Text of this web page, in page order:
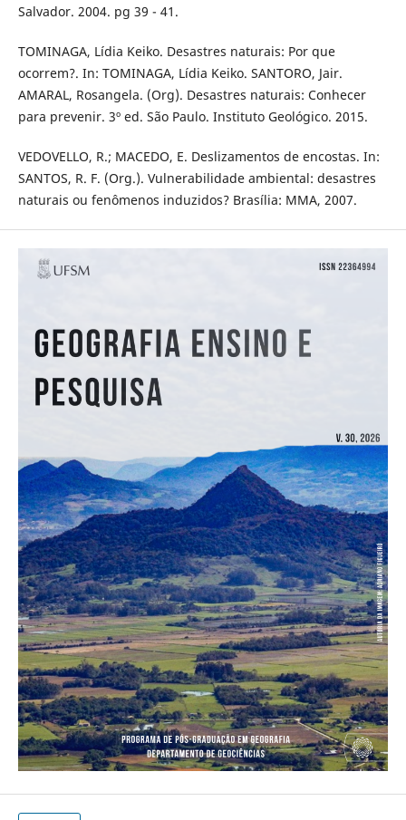
Salvador. 2004. pg 39 - 41.
TOMINAGA, Lídia Keiko. Desastres naturais: Por que
ocorrem?. In: TOMINAGA, Lídia Keiko. SANTORO, Jair.
AMARAL, Rosangela. (Org). Desastres naturais: Conhecer
para prevenir. 3º ed. São Paulo. Instituto Geológico. 2015.
VEDOVELLO, R.; MACEDO, E. Deslizamentos de encostas. In:
SANTOS, R. F. (Org.). Vulnerabilidade ambiental: desastres
naturais ou fenômenos induzidos? Brasília: MMA, 2007.